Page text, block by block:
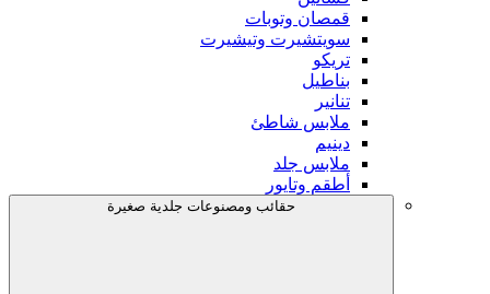
قمصان وتوبات
سويتشيرت وتيشيرت
تريكو
بناطيل
تنانير
ملابس شاطئ
دينيم
ملابس جلد
أطقم وتايور
حقائب ومصنوعات جلدية صغيرة